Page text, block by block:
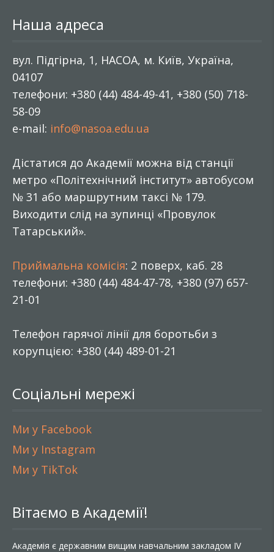
Наша адреса
вул. Підгірна, 1, НАСОА, м. Київ, Україна,
04107
телефони: +380 (44) 484-49-41, +380 (50) 718-
58-09
e-mail: info@nasoa.edu.ua
Дістатися до Академії можна від станції
метро «Політехнічний інститут» автобусом
№ 31 або маршрутним таксі № 179.
Виходити слід на зупинці «Провулок
Татарський».
Приймальна комісія: 2 поверх, каб. 28
телефони: +380 (44) 484-47-78, +380 (97) 657-
21-01
Телефон гарячої лінії для боротьби з
корупцією: +380 (44) 489-01-21
Соціальні мережі
Ми у Facebook
Ми у Instagram
Ми у TikTok
Вітаємо в Академії!
Академія є державним вищим навчальним закладом IV